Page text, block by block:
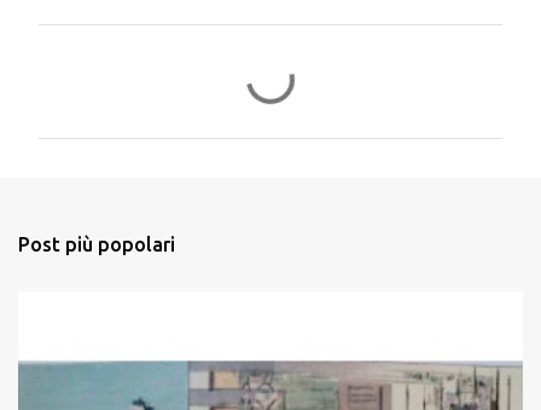
Post più popolari